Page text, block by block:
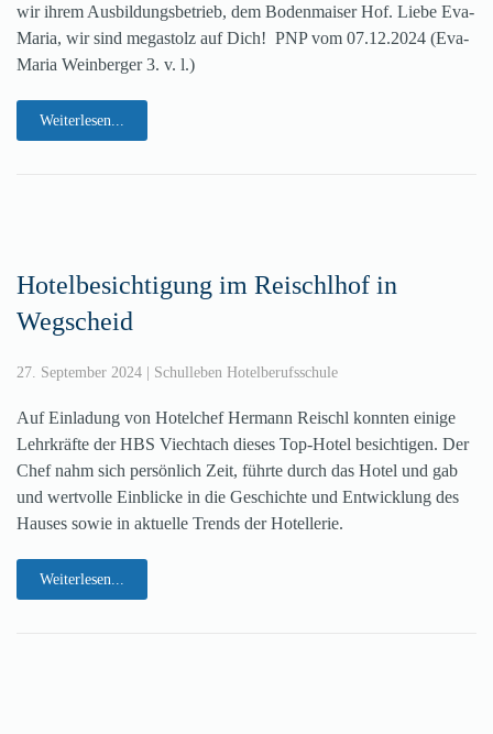
wir ihrem Ausbildungsbetrieb, dem Bodenmaiser Hof. Liebe Eva-
Maria, wir sind megastolz auf Dich! PNP vom 07.12.2024 (Eva-
Maria Weinberger 3. v. l.)
Weiterlesen...
Hotelbesichtigung im Reischlhof in
Wegscheid
27. September 2024 Schulleben Hotelberufsschule
Auf Einladung von Hotelchef Hermann Reischl konnten einige
Lehrkräfte der HBS Viechtach dieses Top-Hotel besichtigen. Der
Chef nahm sich persönlich Zeit, führte durch das Hotel und gab
und wertvolle Einblicke in die Geschichte und Entwicklung des
Hauses sowie in aktuelle Trends der Hotellerie.
Weiterlesen...